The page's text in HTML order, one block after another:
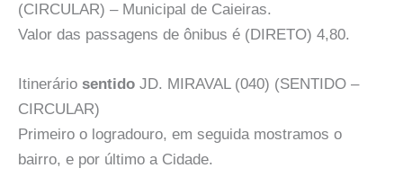
(CIRCULAR) – Municipal de Caieiras.
Valor das passagens de ônibus é (DIRETO) 4,80.
Itinerário sentido JD. MIRAVAL (040) (SENTIDO –
CIRCULAR)
Primeiro o logradouro, em seguida mostramos o
bairro, e por último a Cidade.